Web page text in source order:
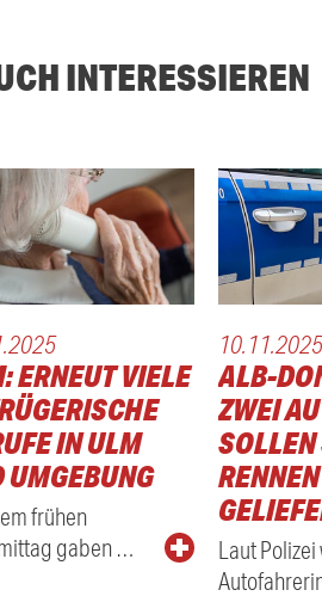
INTERESSIEREN
ERNEUT VIELE
IN ULM
UMGEBUNG
frühen
gaben …
10.11.2025
ALB-
ZWEI
Laut